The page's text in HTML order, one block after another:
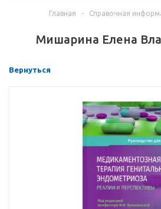
Главная - Справочная
Мишарина Елена
Вернуться